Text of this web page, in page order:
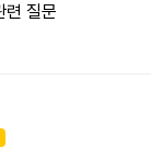
질문